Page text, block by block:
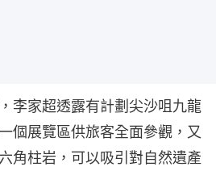
李家超透露有計劃尖沙咀九龍
個展覽區供旅客全面參觀，又
角柱岩，可以吸引對自然遺產